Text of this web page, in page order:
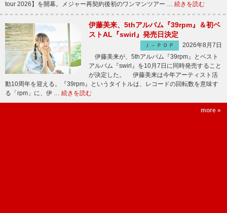
tour 2026】を開幕。メジャー再契約後初のワンマンツアー … 続きを読む
伊藤美来、5thアルバム『39rpm』＆初ベ
ストAL『swirl』発売日決定
Ｊ－ＰＯＰ
2026年8月7日
伊藤美来が、5thアルバム『39rpm』とベスト
アルバム『swirl』を10月7日に同時発売すること
が決定した。 伊藤美来は今年アーティスト活
動10周年を迎える。『39rpm』というタイトルは、レコードの回転数を意味す
る「rpm」に、伊 … 続きを読む
more »